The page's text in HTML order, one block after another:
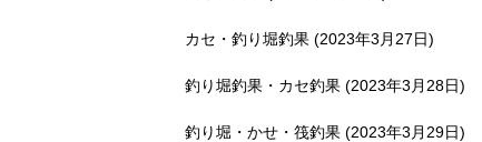
カセ・釣り堀釣果 (2023年3月27日)
釣り堀釣果・カセ釣果 (2023年3月28日)
釣り堀・かせ・筏釣果 (2023年3月29日)